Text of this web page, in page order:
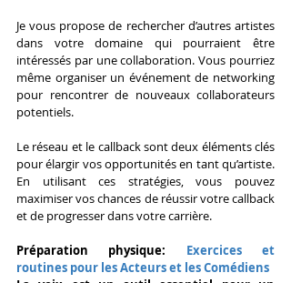
Je vous propose de rechercher d’autres artistes
dans votre domaine qui pourraient être
intéressés par une collaboration. Vous pourriez
même organiser un événement de networking
pour rencontrer de nouveaux collaborateurs
potentiels.
Le réseau et le callback sont deux éléments clés
pour élargir vos opportunités en tant qu’artiste.
En utilisant ces stratégies, vous pouvez
maximiser vos chances de réussir votre callback
et de progresser dans votre carrière.
Préparation physique: Exercices et
routines pour les Acteurs et les Comédiens